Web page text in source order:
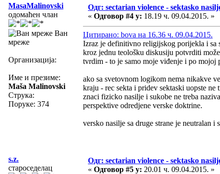
MasaMalinovski
одомаћен члан
Ван
мреже
Организација:
Име и презиме:
Maša Malinovski
Струка:
Поруке: 374
Одг: sectarian violence - sektasko
« Одговор #4 у: 18.19 ч. 09.04.2015. »
Цитирано: bova на 16.36 ч. 09.04.2015.
Izraz je definitivno religijskog porijekla i sa
kroz jednu teološku diskusiju potvrditi
tvrdim - to je samo moje viđenje i po
ako sa svetovnom logikom nema nikakve
kraju - rec sekta i pridev sektaski uopste
znaci fizicko nasilje i sukobe ne treba
perspektive odredjene verske doktrine.
versko nasilje sa druge strane je neutralan i
s.z.
староседелац
Одг: sectarian violence - sektasko
« Одговор #5 у: 20.01 ч. 09.04.2015. »